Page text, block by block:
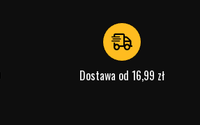
Dostawa od 16,99 zł